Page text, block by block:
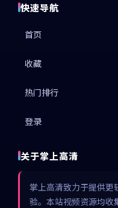
快速导航
首页
收藏
热门排行
登录
关于掌上高清
掌上高清致力于提供更
验。本站视频资源均收